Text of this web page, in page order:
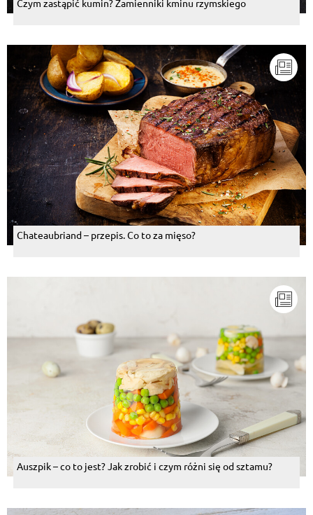
Czym zastąpić kumin? Zamienniki kminu rzymskiego
Chateaubriand – przepis. Co to za mięso?
Auszpik – co to jest? Jak zrobić i czym różni się od sztamu?